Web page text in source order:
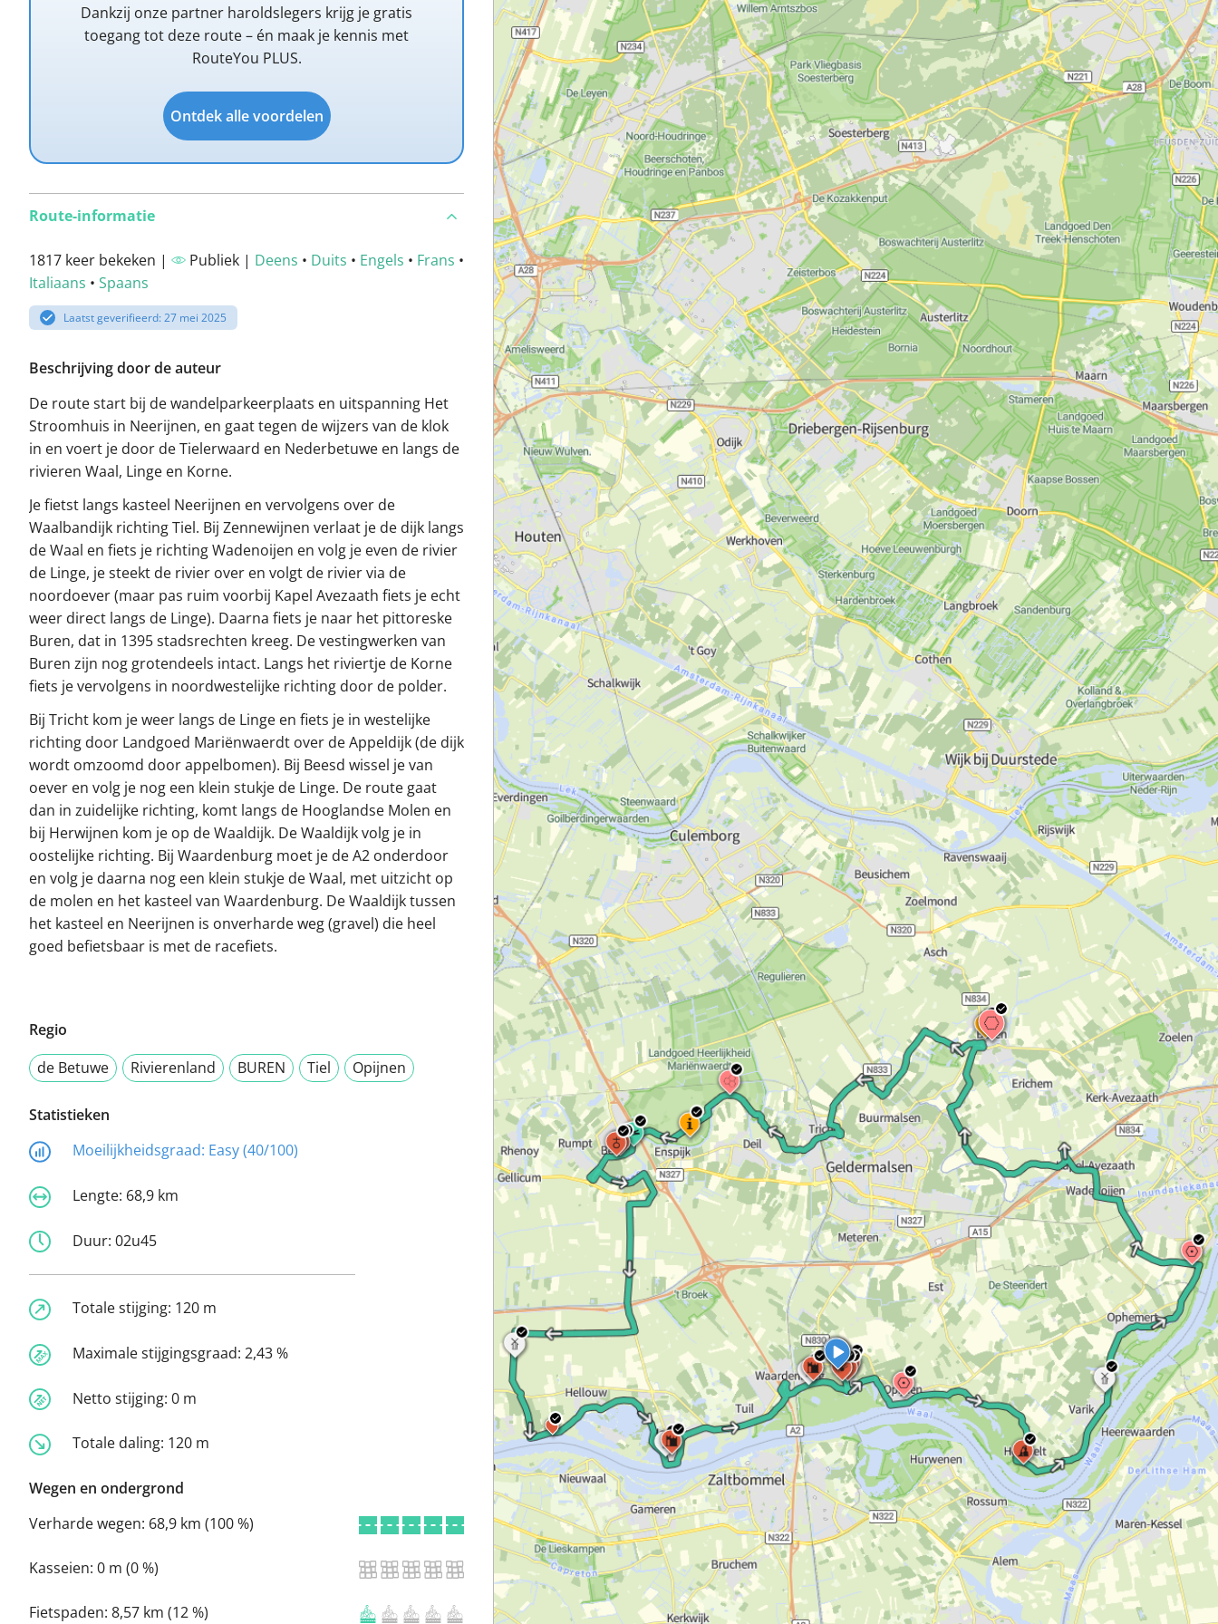
Dankzij onze partner haroldslegers krijg je gratis
toegang tot deze route – én maak je kennis met
RouteYou PLUS.
Ontdek alle voordelen
Route-informatie
1817 keer bekeken | Publiek | Deens • Duits • Engels • Frans •
Italiaans • Spaans
Laatst geverifieerd: 27 mei 2025
Beschrijving door de auteur
De route start bij de wandelparkeerplaats en uitspanning Het
Stroomhuis in Neerijnen, en gaat tegen de wijzers van de klok
in en voert je door de Tielerwaard en Nederbetuwe en langs de
rivieren Waal, Linge en Korne.
Je fietst langs kasteel Neerijnen en vervolgens over de
Waalbandijk richting Tiel. Bij Zennewijnen verlaat je de dijk langs
de Waal en fiets je richting Wadenoijen en volg je even de rivier
de Linge, je steekt de rivier over en volgt de rivier via de
noordoever (maar pas ruim voorbij Kapel Avezaath fiets je echt
weer direct langs de Linge). Daarna fiets je naar het pittoreske
Buren, dat in 1395 stadsrechten kreeg. De vestingwerken van
Buren zijn nog grotendeels intact. Langs het riviertje de Korne
fiets je vervolgens in noordwestelijke richting door de polder.
Bij Tricht kom je weer langs de Linge en fiets je in westelijke
richting door Landgoed Mariënwaerdt over de Appeldijk (de dijk
wordt omzoomd door appelbomen). Bij Beesd wissel je van
oever en volg je nog een klein stukje de Linge. De route gaat
dan in zuidelijke richting, komt langs de Hooglandse Molen en
bij Herwijnen kom je op de Waaldijk. De Waaldijk volg je in
oostelijke richting. Bij Waardenburg moet je de A2 onderdoor
en volg je daarna nog een klein stukje de Waal, met uitzicht op
de molen en het kasteel van Waardenburg. De Waaldijk tussen
het kasteel en Neerijnen is onverharde weg (gravel) die heel
goed befietsbaar is met de racefiets.
Regio
de Betuwe
Rivierenland BUREN Tiel Opijnen
Statistieken
Moeilijkheidsgraad: Easy (40/100)
Lengte: 68,9 km
Duur: 02u45
Totale stijging: 120 m
Maximale stijgingsgraad: 2,43 %
Netto stijging: 0 m
Totale daling: 120 m
Wegen en ondergrond
Verharde wegen: 68,9 km (100 %)
Kasseien: 0 m (0 %)
Fietspaden: 8,57 km (12 %)